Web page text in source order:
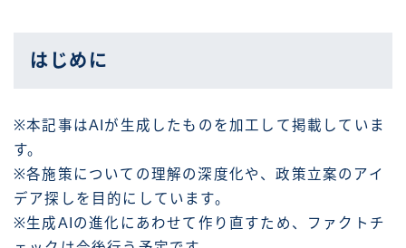
はじめに
※本記事はAIが生成したものを加工して掲載していま
す。
※各施策についての理解の深度化や、政策立案のアイ
デア探しを目的にしています。
※生成AIの進化にあわせて作り直すため、ファクトチ